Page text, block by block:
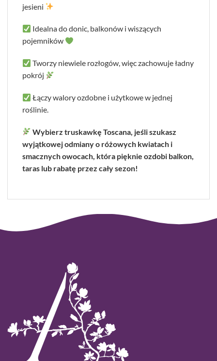
jesieni
Idealna do donic, balkonów i wiszących
pojemników
Tworzy niewiele rozłogów, więc zachowuje ładny
pokrój
Łączy walory ozdobne i użytkowe w jednej
roślinie.
Wybierz truskawkę Toscana, jeśli szukasz
wyjątkowej odmiany o różowych kwiatach i
smacznych owocach, która pięknie ozdobi balkon,
taras lub rabatę przez cały sezon!